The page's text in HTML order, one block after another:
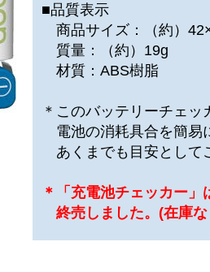
■品質表示
商品サイズ：（約）
質量：（約）19g
材質：ABS樹脂
＊このバッテリーチェッ
電池の消耗具合を簡易
あくまでも目安として
＊「充電池チェッカー」
終売しました。(在庫な